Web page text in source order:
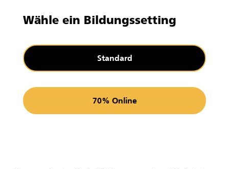
Wähle ein Bildungssetting
Standard
70% Online